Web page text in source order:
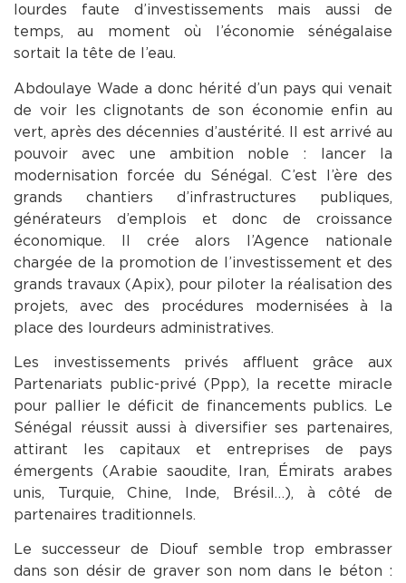
lourdes faute d’investissements mais aussi de
temps, au moment où l’économie sénégalaise
sortait la tête de l’eau.
Abdoulaye Wade a donc hérité d’un pays qui venait
de voir les clignotants de son économie enfin au
vert, après des décennies d’austérité. Il est arrivé au
pouvoir avec une ambition noble : lancer la
modernisation forcée du Sénégal. C’est l’ère des
grands chantiers d’infrastructures publiques,
générateurs d’emplois et donc de croissance
économique. Il crée alors l’Agence nationale
chargée de la promotion de l’investissement et des
grands travaux (Apix), pour piloter la réalisation des
projets, avec des procédures modernisées à la
place des lourdeurs administratives.
Les investissements privés affluent grâce aux
Partenariats public-privé (Ppp), la recette miracle
pour pallier le déficit de financements publics. Le
Sénégal réussit aussi à diversifier ses partenaires,
attirant les capitaux et entreprises de pays
émergents (Arabie saoudite, Iran, Émirats arabes
unis, Turquie, Chine, Inde, Brésil…), à côté de
partenaires traditionnels.
Le successeur de Diouf semble trop embrasser
dans son désir de graver son nom dans le béton :